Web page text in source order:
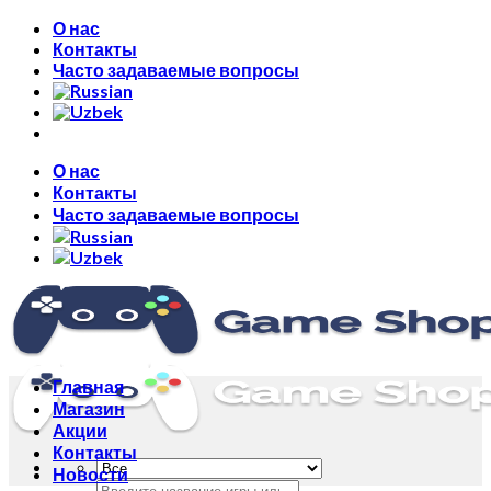
Skip
content
О нас
Контакты
Часто задаваемые вопросы
О нас
Контакты
Часто задаваемые вопросы
Главная
Магазин
Акции
Контакты
Новости